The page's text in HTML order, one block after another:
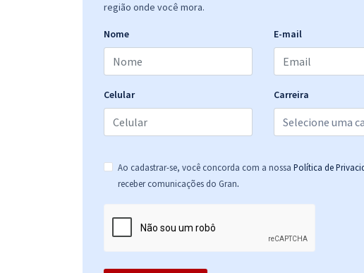
região onde você mora.
Nome E-mail
Celular Carreira
Ao cadastrar-se, você concorda com a nossa Política de
receber comunicações do Gran.